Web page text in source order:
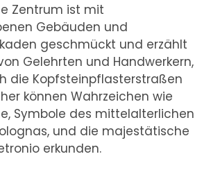
Zentrum ist mit
Gebäuden und
geschmückt und erzählt
Gelehrten und Handwerkern,
die Kopfsteinpflasterstraßen
können Wahrzeichen wie
Symbole des mittelalterlichen
und die majestätische
erkunden.